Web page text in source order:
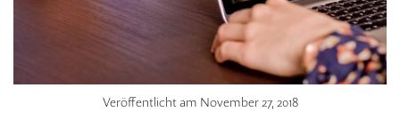
Veröffentlicht am November 27, 2018